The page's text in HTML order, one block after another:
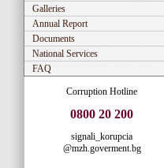
Galleries
Annual Report
Documents
National Services
FAQ
Corruption Hotline
0800 20 200
signali_korupcia
@mzh.goverment.bg